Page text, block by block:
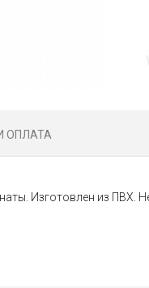
ОПЛАТА
Изготовлен из ПВХ.